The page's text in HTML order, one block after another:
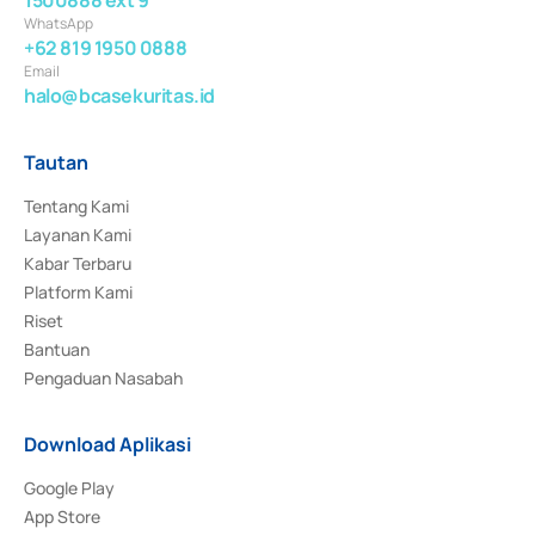
WhatsApp
+62 819 1950 0888
Email
halo@bcasekuritas.id
Tautan
Tentang Kami
Layanan Kami
Kabar Terbaru
Platform Kami
Riset
Bantuan
Pengaduan Nasabah
Download Aplikasi
Google Play
App Store